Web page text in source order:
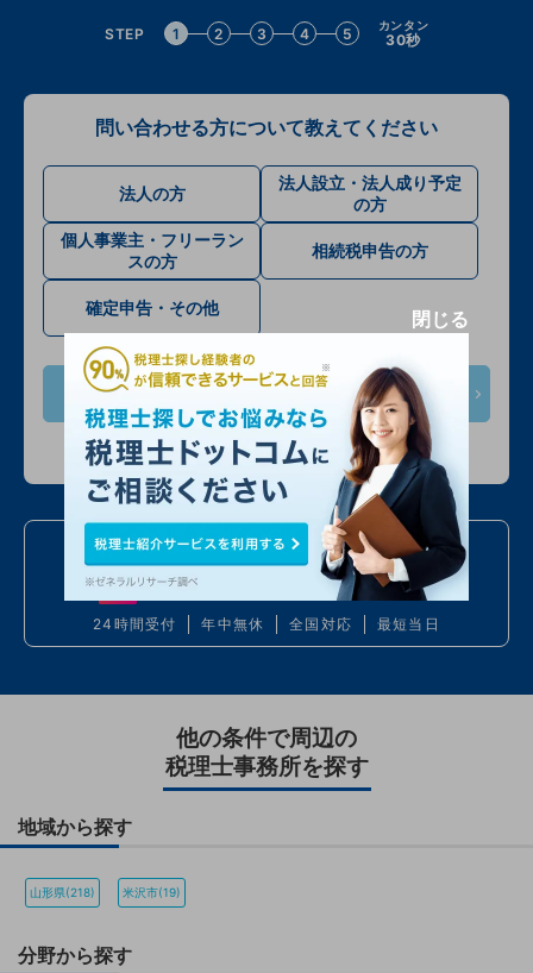
STEP 1 2 3 4 5 カンタン
30秒
問い合わせる方について教えてください
法人の方
法人設立・法人成り予定
の方
個人事業主・フリーラン
スの方
相続税申告の方
確定申告・その他
次へ
入力情報は公開されません
お電話での問い合わせ
050 7586 6224
24時間受付 年中無休 全国対応 最短当日
他の条件で周辺の
税理士事務所を探す
地域から探す
山形県(218) 米沢市(19)
分野から探す
閉じる